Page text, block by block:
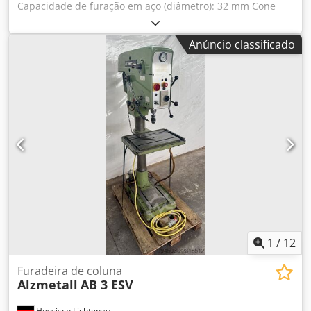
Capacidade de furação em aço (diâmetro): 32 mm Cone
Morse: MK 4 Base: 1700 x 700 mm Avanço: 4 m/min Dodpfx
Ajzb Raisg Nswa Peso da máquina: aprox. 1,5 t Dimensões
(C x L x A): aprox. 1800 x 1200 x 2480 mmAnúncio classificado
1 / 12
Furadeira de coluna
Alzmetall AB 3 ESV